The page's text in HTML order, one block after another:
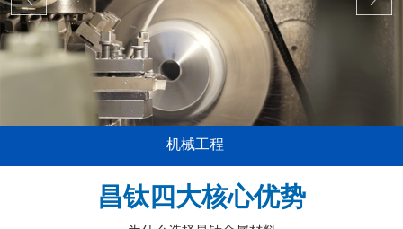
机械工程
昌钛四大核心优势